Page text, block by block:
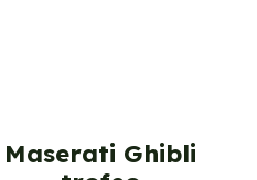
Maserati Ghibli